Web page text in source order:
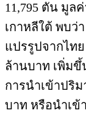
11,795 ตัน มูล
เกาหลีใต้ พบว่
แปรรูปจากไท
ล้านบาท เพิ่มขึ้
การนำเข้าปริ
บาท หรือนำเข้